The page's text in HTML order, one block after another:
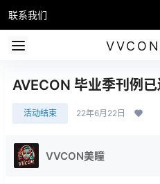
联系我们
AVECON 毕业季刊例
活动结束 22年6月22日
VVCON美瞳